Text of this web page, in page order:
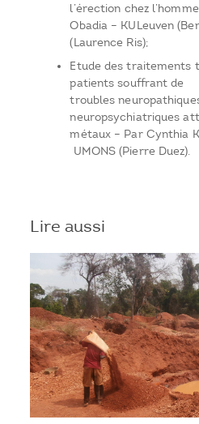
l’érection chez
Obadia – KULeuven
(Laurence Ris);
Etude des traitements
patients souffrant de
troubles
neuropsychiatriques
métaux – Par Cynthia
UMONS (Pierre Duez).
Lire aussi